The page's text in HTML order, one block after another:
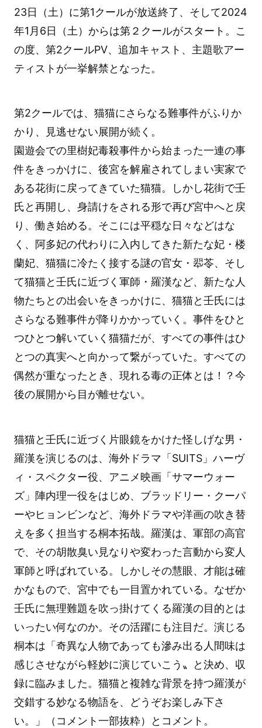
23日（土）に第1クールが放送終了、そして2024
年1月6日（土）からは第２クールがスタート。こ
の度、第2クールPV、追加キャスト、主題歌アー
ティストが一挙解禁となった。
第2クールでは、猫猫にさらなる難事件がふりか
かり、見逃せない展開が続く。
園遊会での里樹妃毒殺事件から始まった一連の事
件をきっかけに、後宮を解雇されてしまい実家で
ある花街に戻ってきていた猫猫。しかし花街で壬
氏と再開し、身請けをされる形で再び宮中へと戻
り、働き始める。そこには平穏な日々などはな
く、阿多妃の代わりに入内してきた新たな妃・楼
蘭妃、猫猫に冷たく接する謎の官女・翆苓、そし
て猫猫と壬氏に近づく軍師・羅漢など、新たな人
物たちとの出会いをきっかけに、猫猫と壬氏には
さらなる難事件が降りかかっていく。事件をひと
つひとつ解いていく猫猫だが、すべての事件はひ
とつの真実へと向かって繋がっていた。すべての
偶然が重なったとき、現れる毒の正体とは！？今
後の展開から目が離せない。
猫猫と壬氏に近づく片眼鏡をかけた怪しげな男・
羅漢を演じるのは、海外ドラマ「SUITS」ハーヴ
ィ・スペクター役、アニメ映画「サマーウォー
ズ」陣内理一役をはじめ、ブラッドリー・クーパ
ーやヒョンビンなど、海外ドラマや洋画の吹き替
えを多く担当する桐本拓哉。羅漢は、軍部の高官
で、その胡散臭い見なりや変わった言動から変人
軍師と呼ばれている。しかしその慧眼、才能は確
かなもので、宮中でも一目置かれている。なぜか
壬氏に無理難題を吹っ掛けてくる羅漢の目的とは
いったい何なのか。その活躍にも注目だ。演じる
桐本は「奇異な人物であっても滲み出る人間味は
感じさせながら軽妙に演じていこう〟と決め、収
録に臨みました。猫猫と複雑な背景を持つ羅漢が
交錯する妙なる物語を、どうぞお楽しみ下さ
い。」（コメント一部抜粋）とコメント。